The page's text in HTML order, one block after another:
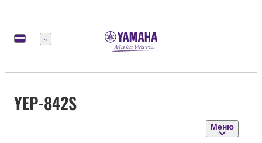
Меню
YEP-842S
Меню